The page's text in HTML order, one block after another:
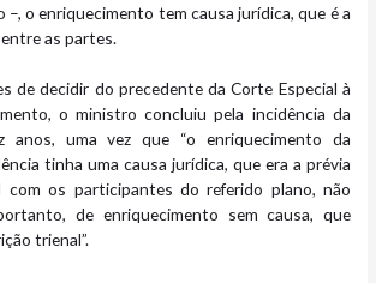
o enriquecimento tem causa jurídica, que é a
as partes.
de decidir do precedente da Corte Especial à
o ministro concluiu pela incidência da
anos, uma vez que “o enriquecimento da
tinha uma causa jurídica, que era a prévia
com os participantes do referido plano, não
de enriquecimento sem causa, que
trienal”.